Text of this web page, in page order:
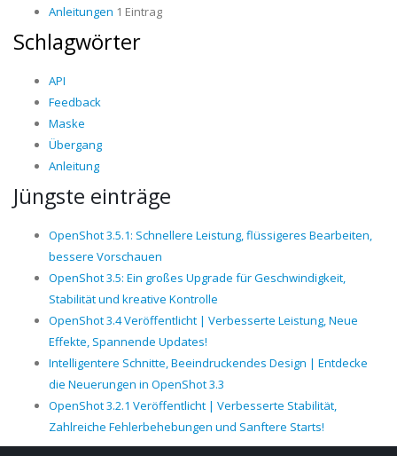
Anleitungen 1 Eintrag
Schlagwörter
API
Feedback
Maske
Übergang
Anleitung
Jüngste einträge
OpenShot 3.5.1: Schnellere Leistung, flüssigeres Bearbeiten,
bessere Vorschauen
OpenShot 3.5: Ein großes Upgrade für Geschwindigkeit,
Stabilität und kreative Kontrolle
OpenShot 3.4 Veröffentlicht | Verbesserte Leistung, Neue
Effekte, Spannende Updates!
Intelligentere Schnitte, Beeindruckendes Design | Entdecke
die Neuerungen in OpenShot 3.3
OpenShot 3.2.1 Veröffentlicht | Verbesserte Stabilität,
Zahlreiche Fehlerbehebungen und Sanftere Starts!